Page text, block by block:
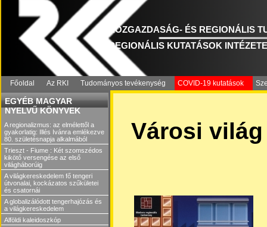
KÖZGAZDASÁG- ÉS REGIONÁLIS
REGIONÁLIS KUTATÁSOK INTÉZETE
Főoldal Az RKI Tudományos tevékenység COVID-19 kutatások
EGYÉB MAGYAR
NYELVŰ KÖNYVEK
A regionalizmus: az elmélettől a
gyakorlatig: Illés Ivánra emlékezve
80. születésnapja alkalmából
Trieszt - Fiume : Két szomszédos
kikötő versengése az első
világháborúig
A világkereskedelem fő tengeri
útvonalai, kockázatos szűkületei
és csatornái
A globalizálódott tengerhajózás és
a világkereskedelem
Alföldi kaleidoszkóp
Városi világ